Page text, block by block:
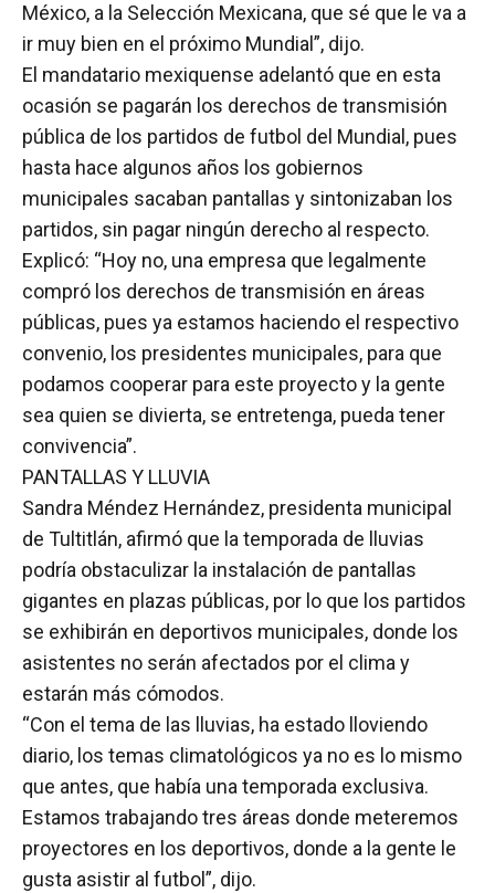
México, a la Selección Mexicana, que sé que le va a
ir muy bien en el próximo Mundial”, dijo.
El mandatario mexiquense adelantó que en esta
ocasión se pagarán los derechos de transmisión
pública de los partidos de futbol del Mundial, pues
hasta hace algunos años los gobiernos
municipales sacaban pantallas y sintonizaban los
partidos, sin pagar ningún derecho al respecto.
Explicó: “Hoy no, una empresa que legalmente
compró los derechos de transmisión en áreas
públicas, pues ya estamos haciendo el respectivo
convenio, los presidentes municipales, para que
podamos cooperar para este proyecto y la gente
sea quien se divierta, se entretenga, pueda tener
convivencia”.
PANTALLAS Y LLUVIA
Sandra Méndez Hernández, presidenta municipal
de Tultitlán, afirmó que la temporada de lluvias
podría obstaculizar la instalación de pantallas
gigantes en plazas públicas, por lo que los partidos
se exhibirán en deportivos municipales, donde los
asistentes no serán afectados por el clima y
estarán más cómodos.
“Con el tema de las lluvias, ha estado lloviendo
diario, los temas climatológicos ya no es lo mismo
que antes, que había una temporada exclusiva.
Estamos trabajando tres áreas donde meteremos
proyectores en los deportivos, donde a la gente le
gusta asistir al futbol”, dijo.